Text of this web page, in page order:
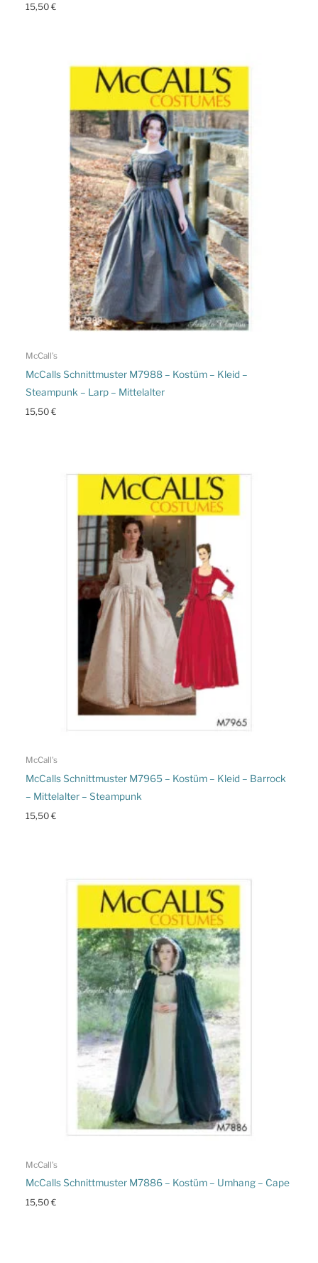
15,50€
McCall's
McCalls Schnittmuster M7988 – Kostüm – Kleid –
Steampunk – Larp – Mittelalter
15,50€
McCall's
McCalls Schnittmuster M7965 – Kostüm – Kleid – Barrock
– Mittelalter – Steampunk
15,50€
McCall's
McCalls Schnittmuster M7886 – Kostüm – Umhang – Cape
15,50€